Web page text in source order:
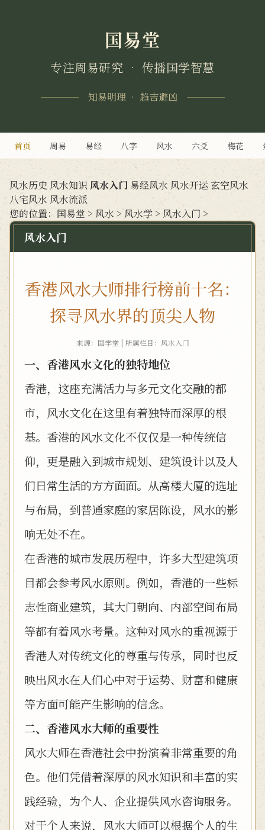
国易堂
专注周易研究 • 传播国学智慧
知易明理 • 趋吉避凶
首页 周易 易经 八字 风水 六爻 梅花
风水历史 风水知识 风水入门 易经风水 风水开运玄空风水
八宅风水 风水流派
您的位置： 国易堂 > 风水 >风水学 > 风水入门 >
风水入门
香港风水大师排行榜前十名：
探寻风水界的顶尖人物
来源：国学堂 | 所属栏目： 风水入门
一、香港风水文化的独特地位
香港，这座充满活力与多元文化交融的都
市，风水文化在这里有着独特而深厚的根
基。香港的风水文化不仅仅是一种传统信
仰，更是融入到城市规划、建筑设计以及人
们日常生活的方方面面。从高楼大厦的选址
与布局，到普通家庭的家居陈设，风水的影
响无处不在。
在香港的城市发展历程中，许多大型建筑项
目都会参考风水原则。例如，香港的一些标
志性商业建筑，其大门朝向、内部空间布局
等都有着风水考量。这种对风水的重视源于
香港人对传统文化的尊重与传承，同时也反
映出风水在人们心中对于运势、财富和健康
等方面可能产生影响的信念。
二、香港风水大师的重要性
风水大师在香港社会中扮演着非常重要的角
色。他们凭借着深厚的风水知识和丰富的实
践经验，为个人、企业提供风水咨询服务。
对于个人来说，风水大师可以根据个人的生